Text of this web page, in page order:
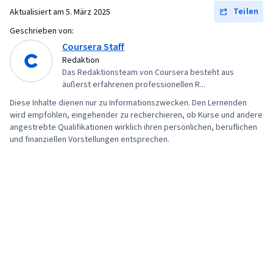
Rechnerische Logik, Speicherverwaltung,
Aktualisiert am 5. März 2025
Teilen
Geschrieben von:
Coursera Staff
Redaktion
Das Redaktionsteam von Coursera besteht aus
äußerst erfahrenen professionellen R...
Diese Inhalte dienen nur zu Informationszwecken. Den Lernenden
wird empfohlen, eingehender zu recherchieren, ob Kurse und andere
angestrebte Qualifikationen wirklich ihren persönlichen, beruflichen
und finanziellen Vorstellungen entsprechen.